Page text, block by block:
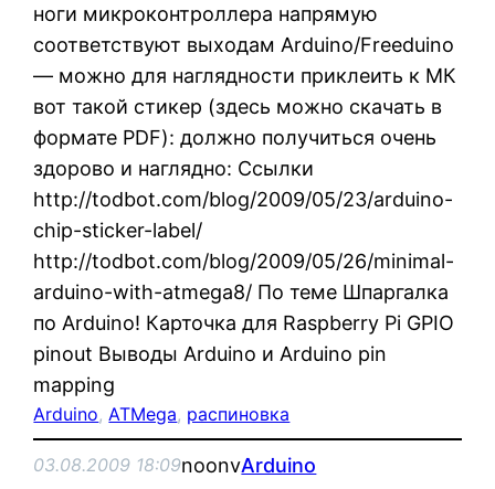
ноги микроконтроллера напрямую
соответствуют выходам Arduino/Freeduino
— можно для наглядности приклеить к МК
вот такой стикер (здесь можно скачать в
формате PDF): должно получиться очень
здорово и наглядно: Ссылки
http://todbot.com/blog/2009/05/23/arduino-
chip-sticker-label/
http://todbot.com/blog/2009/05/26/minimal-
arduino-with-atmega8/ По теме Шпаргалка
по Arduino! Карточка для Raspberry Pi GPIO
pinout Выводы Arduino и Arduino pin
mapping
Arduino, ATMega, распиновка
03.08.2009 18:09noonvArduino